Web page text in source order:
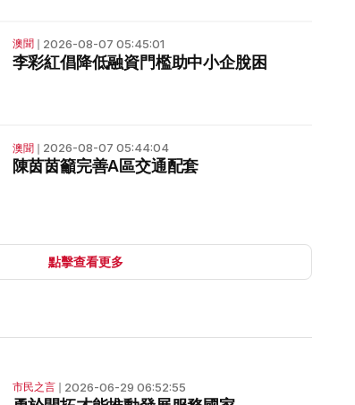
澳聞 ❘ 2026-08-07 05:45:01
李彩紅倡降低融資門檻助中小企脫困
澳聞 ❘ 2026-08-07 05:44:04
陳茵茵籲完善A區交通配套
點擊查看更多
市民之言❘ 2026-06-29 06:52:55